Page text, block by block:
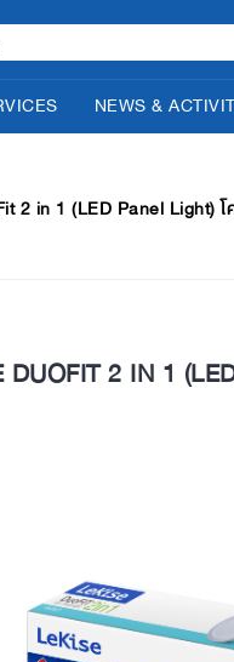
NEWS &
2 in 1 (LED Panel Light)
DUOFIT 2 IN 1